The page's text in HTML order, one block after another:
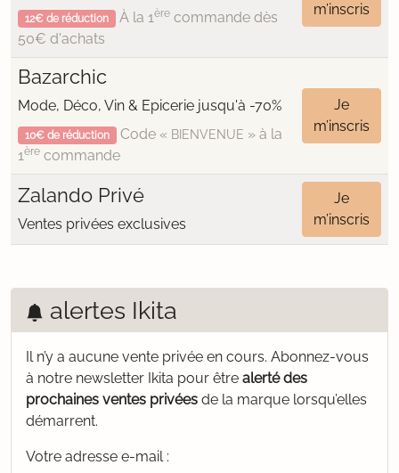
12€ de réduction À la 1èrecommande dès
50€ d'achats
m’inscris
Bazarchic
Mode, Déco, Vin & Epicerie jusqu'à -70%
10€ de réduction Code « BIENVENUE » à la
1ère commande
Je
m’inscris
Zalando Privé
Ventes privées exclusives
Je
m’inscris
alertes Ikita
Il n’y a aucune vente privée en cours. Abonnez-vous
à notre newsletter Ikita pour être alerté des
prochaines ventes privées de la marque lorsqu’elles
démarrent.
Votre adresse e-mail :